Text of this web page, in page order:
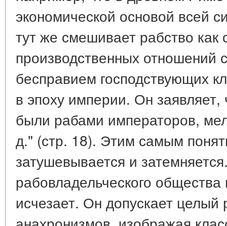
экономической основой всей
тут же смешивает рабство как
производственных отношений
бесправием господствующих
в эпоху империи. Он
были рабами императоров,
д." (стр. 18). Этим самым
затушевывается и
рабовладельческого
исчезает. Он допускает